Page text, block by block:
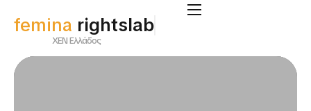
femina rightslab
ΧΕΝ Ελλάδος